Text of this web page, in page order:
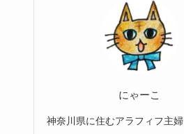
にゃーこ
神奈川県に住むアラフィフ主婦